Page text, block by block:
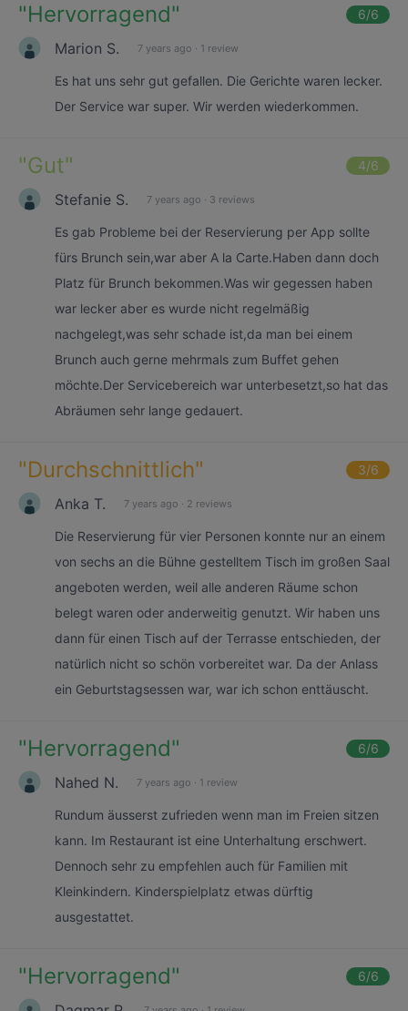
"Hervorragend" 6/6
Marion S. 7 years ago · 1 review
Es hat uns sehr gut gefallen. Die Gerichte waren lecker.
Der Service war super. Wir werden wiederkommen.
"Gut" 4/6
Stefanie S. 7 years ago · 3 reviews
Es gab Probleme bei der Reservierung per App sollte
fürs Brunch sein,war aber A la Carte.Haben dann doch
Platz für Brunch bekommen.Was wir gegessen haben
war lecker aber es wurde nicht regelmäßig
nachgelegt,was sehr schade ist,da man bei einem
Brunch auch gerne mehrmals zum Buffet gehen
möchte.Der Servicebereich war unterbesetzt,so hat das
Abräumen sehr lange gedauert.
"Durchschnittlich" 3/6
Anka T. 7 years ago · 2 reviews
Die Reservierung für vier Personen konnte nur an einem
von sechs an die Bühne gestelltem Tisch im großen Saal
angeboten werden, weil alle anderen Räume schon
belegt waren oder anderweitig genutzt. Wir haben uns
dann für einen Tisch auf der Terrasse entschieden, der
natürlich nicht so schön vorbereitet war. Da der Anlass
ein Geburtstagsessen war, war ich schon enttäuscht.
"Hervorragend" 6/6
Nahed N. 7 years ago · 1 review
Rundum äusserst zufrieden wenn man im Freien sitzen
kann. Im Restaurant ist eine Unterhaltung erschwert.
Dennoch sehr zu empfehlen auch für Familien mit
Kleinkindern. Kinderspielplatz etwas dürftig
ausgestattet.
"Hervorragend" 6/6